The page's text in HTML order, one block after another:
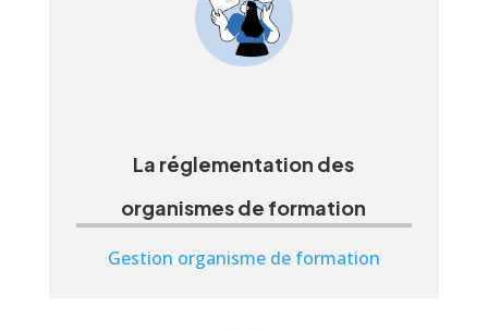
La réglementation des
organismes de formation
Gestion organisme de formation